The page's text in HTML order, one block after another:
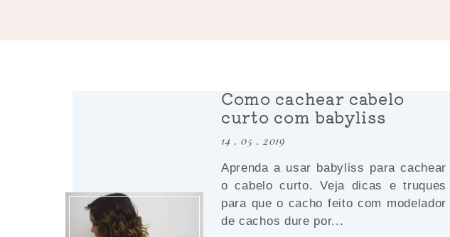
Como cachear cabelo
curto com babyliss
14 . 05 . 2019
Aprenda a usar babyliss para cachear
o cabelo curto. Veja dicas e truques
para que o cacho feito com modelador
de cachos dure por...